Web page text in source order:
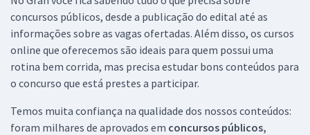
concursos públicos, desde a publicação do edital até as
informações sobre as vagas ofertadas. Além disso, os cursos
online que oferecemos são ideais para quem possui uma
rotina bem corrida, mas precisa estudar bons conteúdos para
o concurso que está prestes a participar.
Temos muita confiança na qualidade dos nossos conteúdos:
foram milhares de aprovados em concursos públicos,